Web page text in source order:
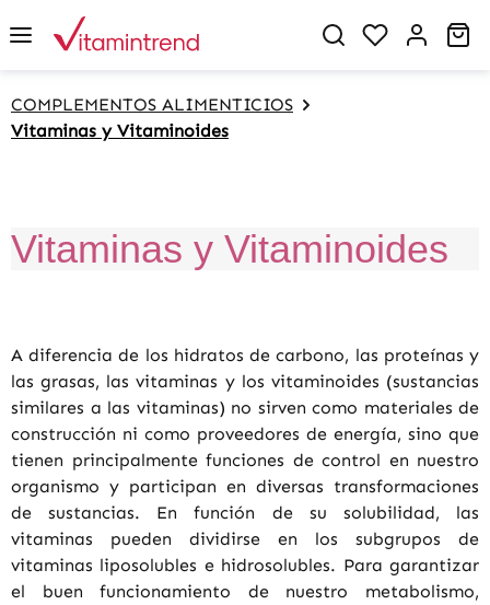
content You have 0
COMPLEMENTOS ALIMENTICIOS
Vitaminas y Vitaminoides
Vitaminas y Vitaminoides
A diferencia de los hidratos de carbono, las proteínas y
las grasas, las vitaminas y los vitaminoides (sustancias
similares a las vitaminas) no sirven como materiales de
construcción ni como proveedores de energía, sino que
tienen principalmente funciones de control en nuestro
organismo y participan en diversas transformaciones
de sustancias. En función de su solubilidad, las
vitaminas pueden dividirse en los subgrupos de
vitaminas liposolubles e hidrosolubles. Para garantizar
el buen funcionamiento de nuestro metabolismo,